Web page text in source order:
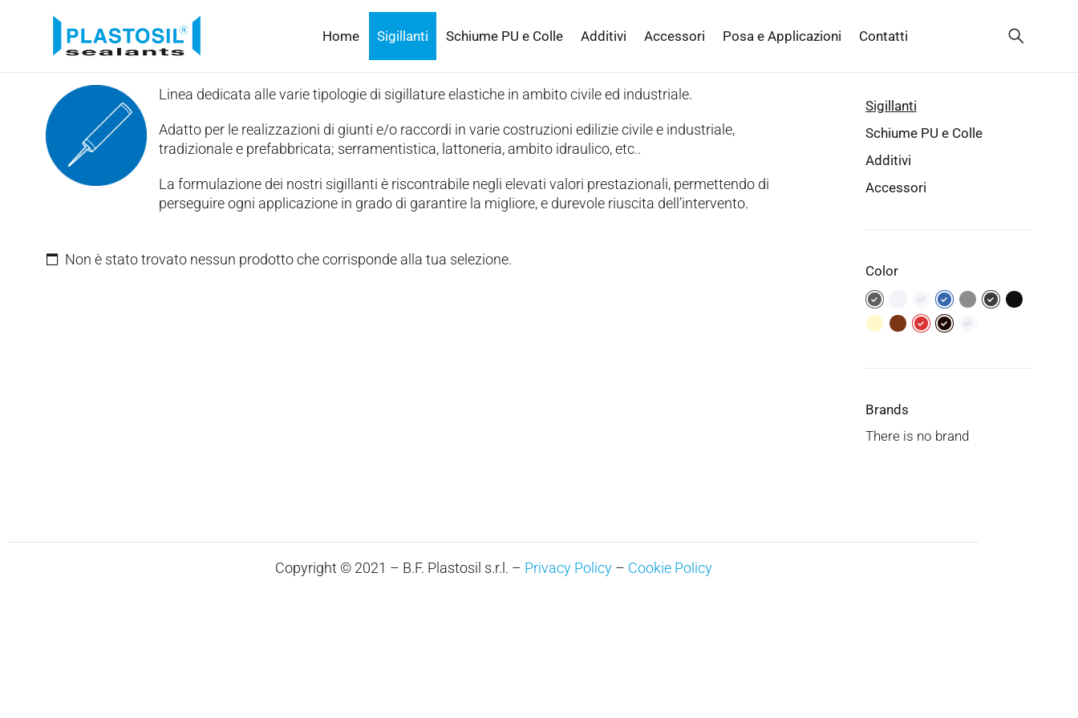
Home Sigillanti Schiume PU e Colle Additivi Accessori Posa e Applicazioni Contatti
Linea dedicata alle varie tipologie di sigillature elastiche in ambito civile ed industriale.
Adatto per le realizzazioni di giunti e/o raccordi in varie costruzioni edilizie civile e industriale,
tradizionale e prefabbricata; serramentistica, lattoneria, ambito idraulico, etc..
La formulazione dei nostri sigillanti è riscontrabile negli elevati valori prestazionali, permettendo di
perseguire ogni applicazione in grado di garantire la migliore, e durevole riuscita dell’intervento.
Non è stato trovato nessun prodotto che corrisponde alla tua selezione.
Sigillanti
Schiume PU e Colle
Additivi
Accessori
Color
Brands
There is no brand
Copyright © 2021 – B.F. Plastosil s.r.l. – Privacy Policy– Cookie Policy